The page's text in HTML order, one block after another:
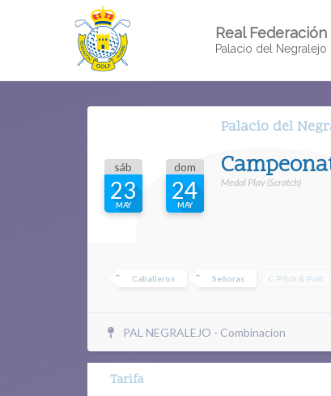
Real
Palacio del Negralejo
Palacio del
sáb
23
MAY
dom
24
MAY
Medal Play (Scratch)
Caballeros Señoras C. Pitch & Putt
PAL NEGRALEJO - Combinacion
Tarifa